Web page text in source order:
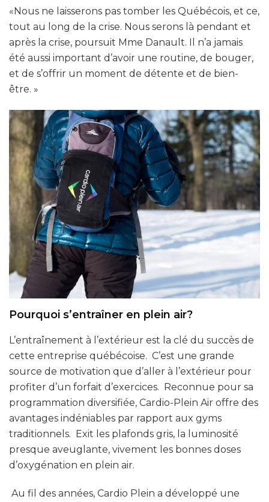
«Nous ne laisserons pas tomber les Québécois, et ce,
tout au long de la crise. Nous serons là pendant et
après la crise, poursuit Mme Danault. Il n’a jamais
été aussi important d’avoir une routine, de bouger,
et de s’offrir un moment de détente et de bien-
être. »
Pourquoi s’entraîner en plein air?
L’entraînement à l’extérieur est la clé du succès de
cette entreprise québécoise. C’est une grande
source de motivation que d’aller à l’extérieur pour
profiter d’un forfait d’exercices. Reconnue pour sa
programmation diversifiée, Cardio-Plein Air offre des
avantages indéniables par rapport aux gyms
traditionnels. Exit les plafonds gris, la luminosité
presque aveuglante, vivement les bonnes doses
d’oxygénation en plein air.
Au fil des années, Cardio Plein a développé une